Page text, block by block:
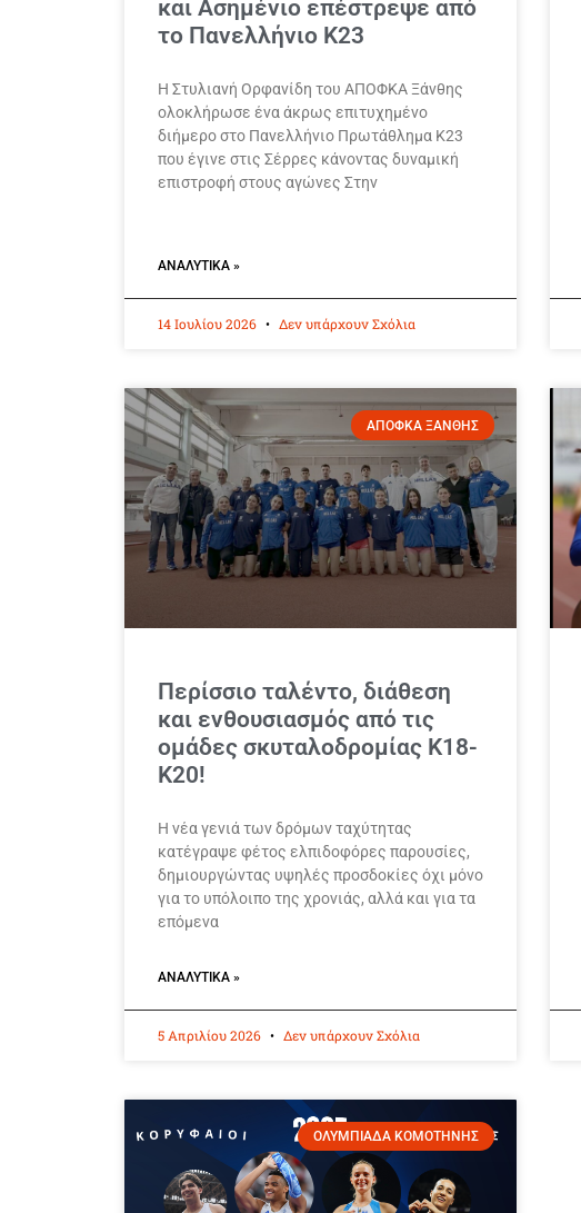
και Ασημένιο επέστρεψε από
το Πανελλήνιο Κ23
Η Στυλιανή Ορφανίδη του ΑΠΟΦΚΑ Ξάνθης
ολοκλήρωσε ένα άκρως επιτυχημένο
διήμερο στο Πανελλήνιο Πρωτάθλημα Κ23
που έγινε στις Σέρρες κάνοντας δυναμική
επιστροφή στους αγώνες Στην
ΑΝΑΛΥΤΙΚΆ »
14 Ιουλίου 2026 Δεν υπάρχουν Σχόλια
ΑΠΟΦΚΑ ΞΑΝΘΗΣ
Περίσσιο ταλέντο, διάθεση
και ενθουσιασμός από τις
ομάδες σκυταλοδρομίας Κ18-
Κ20!
Η νέα γενιά των δρόμων ταχύτητας
κατέγραψε φέτος ελπιδοφόρες παρουσίες,
δημιουργώντας υψηλές προσδοκίες όχι μόνο
για το υπόλοιπο της χρονιάς, αλλά και για τα
επόμενα
ΑΝΑΛΥΤΙΚΆ »
5 Απριλίου 2026 Δεν υπάρχουν Σχόλια
ΟΛΥΜΠΙΑΔΑ ΚΟΜΟΤΗΝΗΣ